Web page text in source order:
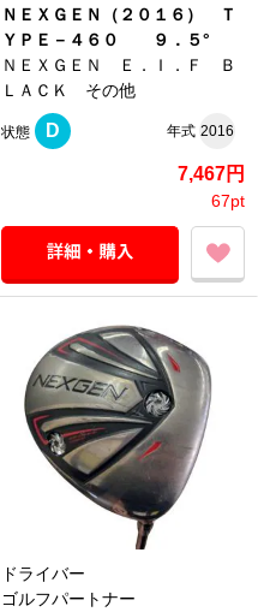
ＮＥＸＧＥＮ（２０１６） Ｔ
ＹＰＥ－４６０ ９．５°
ＮＥＸＧＥＮ Ｅ．Ｉ．Ｆ Ｂ
ＬＡＣＫ その他
状態 D 年式 2016
7,467円
67pt
ドライバー
ゴルフパートナー